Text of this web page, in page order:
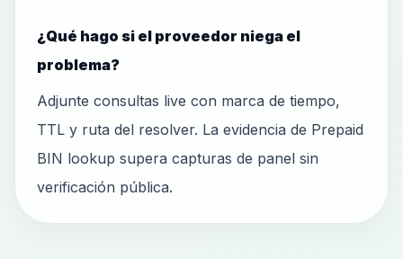
¿Qué hago si el proveedor niega el
problema?
Adjunte consultas live con marca de tiempo,
TTL y ruta del resolver. La evidencia de Prepaid
BIN lookup supera capturas de panel sin
verificación pública.